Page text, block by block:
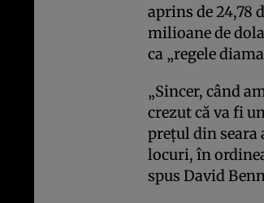
aprins de 24,78
milioane de
ca „regele
„Sincer, când
crezut că va fi
preţul din seara
locuri, în
spus David